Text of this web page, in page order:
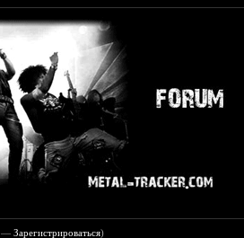
—Зарегистрироваться)